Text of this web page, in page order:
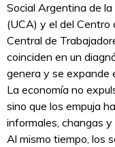
Social Argentina de
(UCA) y el del Centro
Central de
coinciden en un
genera y se expande
La economía no
sino que los empuja
informales, changas
Al mismo tiempo, los